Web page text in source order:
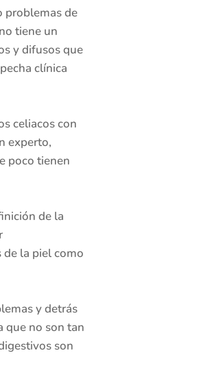
problemas de
tiene un
y difusos que
clínica
celiacos con
experto,
poco tienen
de la
de la piel como
y detrás
que no son tan
son